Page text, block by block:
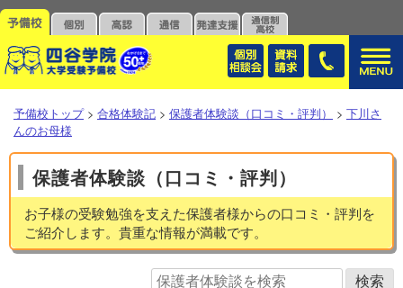
予備校トップ > 合格体験記 > 保護者体験談（口コミ・評判） > 下川さ
んのお母様
保護者体験談（口コミ・評判）
お子様の受験勉強を支えた保護者様からの口コミ・評判を
ご紹介します。貴重な情報が満載です。